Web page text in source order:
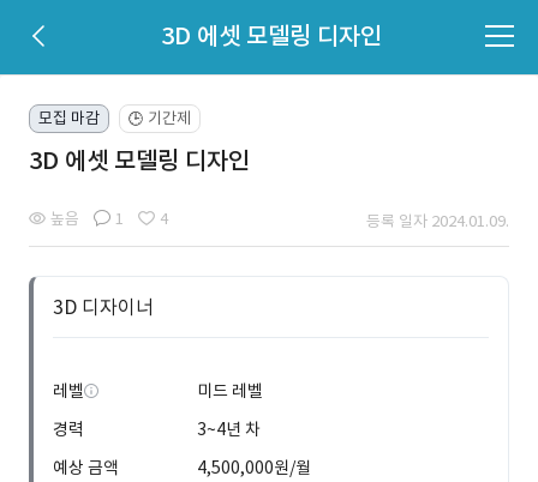
3D 에셋 모델링 디자인
모집 마감 🕒 기간제
3D 에셋 모델링 디자인
높음 1 4 등록 일자 2024.01.09.
3D 디자이너
레벨
미드 레벨
경력
3~4년 차
예상 금액
4,500,000원/월